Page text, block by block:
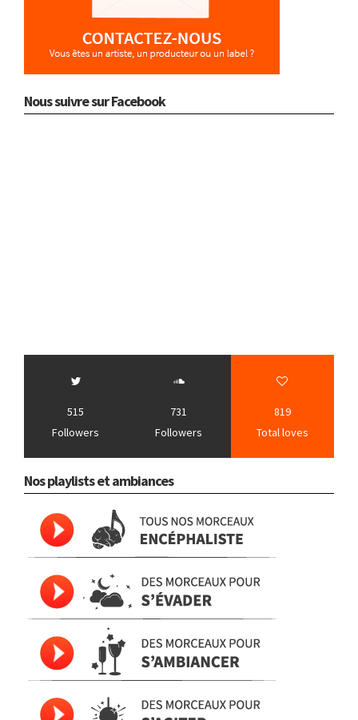
Nous suivre sur Facebook
515
Followers
731
Followers
819
Total loves
Nos playlists et ambiances